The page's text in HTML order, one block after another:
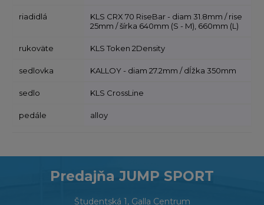
riadidlá
KLS CRX 70 RiseBar - diam 31.8mm / rise
25mm / šírka 640mm (S - M), 660mm (L)
rukoväte KLS Token 2Density
sedlovka KALLOY - diam 27.2mm / dĺžka 350mm
sedlo KLS CrossLine
pedále alloy
Predajňa JUMP SPORT
Študentská 1, Galla Centrum